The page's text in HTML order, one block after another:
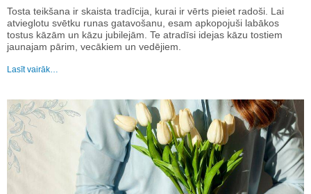
Tosta teikšana ir skaista tradīcija, kurai ir vērts pieiet radoši. Lai
atvieglotu svētku runas gatavošanu, esam apkopojuši labākos
tostus kāzām un kāzu jubilejām. Te atradīsi idejas kāzu tostiem
jaunajam pārim, vecākiem un vedējiem.
Lasīt vairāk…